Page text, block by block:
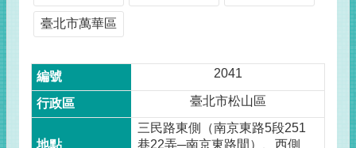
臺北市萬華區
2041
臺北市松山區
三民路東側（南京東路5段251
巷22弄─南京東路間）、西側